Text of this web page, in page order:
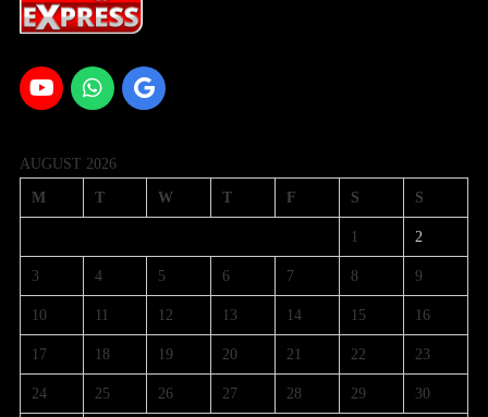
AUGUST 2026
M T W T F S S
1 2
3 4 5 6 7 8 9
10 11 12 13 14 15 16
17 18 19 20 21 22 23
24 25 26 27 28 29 30